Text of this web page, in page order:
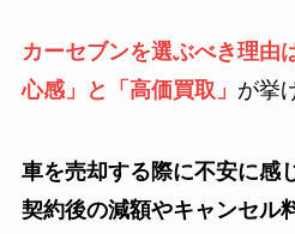
カーセブンを選ぶべき理由
心感」と「高価買取」 が挙
車を売却する際に不安に感
契約後の減額やキャンセル